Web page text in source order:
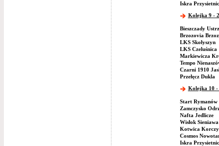
Iskra
Kolejka 9 -
Bieszczady
Brzozovia
LKS Skołyszyn
LKS Czeluśnica
Markiewicza
Tempo
Czarni 1910
Przełęcz Dukla
Kolejka 10 -
Start Rymanów
Zamczysko
Nafta Jedlicze
Wisłok Sieniawa
Kotwica
Cosmos
Iskra